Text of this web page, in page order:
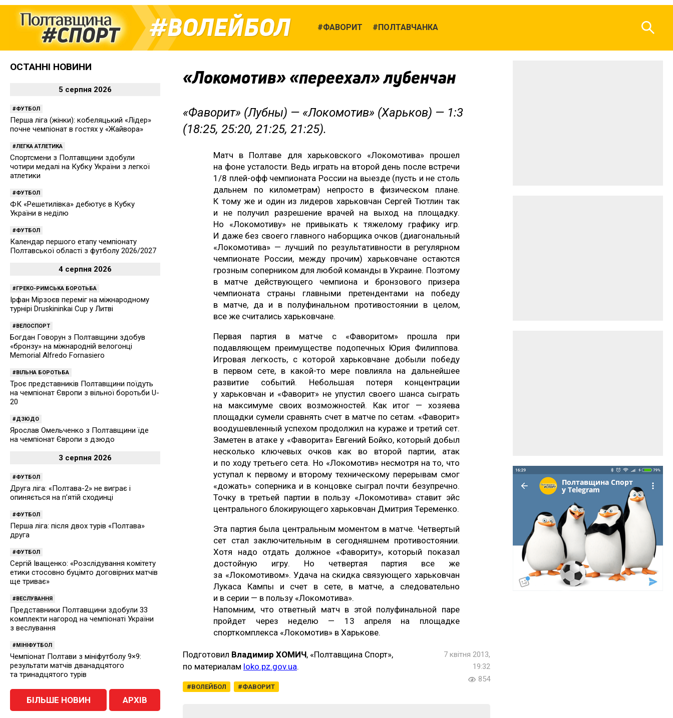
ВОЛЕЙБОЛ ФАВОРИТ ПОЛТАВЧАНКА
«Локомотив» «переехал» лубенчан
«Фаворит» (Лубны) — «Локомотив» (Харьков) — 1:3
(18:25, 25:20, 21:25, 21:25).
Матч в Полтаве для харьковского «Локомотива» прошел
на фоне усталости. Ведь играть на второй день после встречи
1/8 плей-офф чемпионата России на выезде (пусть и не столь
дальнем по километрам) непросто в физическом плане.
К тому же и один из лидеров харьковчан Сергей Тютлин так
и не получил разрешение врачей на выход на площадку.
Но «Локомотиву» не привыкать к тяжелому графику игр.
И даже без своего главного наборщика очков (диагональный
«Локомотива» — лучший по результативности в регулярном
чемпионате России, между прочим) харьковчане остаются
грозным соперником для любой команды в Украине. Поэтому
в матче действующего чемпиона и бронзового призера
чемпионата страны главными претендентами на победу
в матче, да и в полуфинальном противостоянии в целом,
все же считались харьковчане.
Первая партия в матче с «Фаворитом» прошла при
подавляющем преимуществе подопечных Юрия Филиппова.
Игровая легкость, с которой харьковчане добыли победу
в первом сете, в какой-то мере повлияла на дальнейшее
развитие событий. Небольшая потеря концентрации
у харьковчан и «Фаворит» не упустил своего шанса сыграть
на максимуме своих возможностей. Как итог — хозяева
площадки сумели сравнять счет в матче по сетам. «Фаворит»
воодушевленный успехом продолжил на кураже и третий сет.
Заметен в атаке у «Фаворита» Евгений Бойко, который добыл
несколько ключевых очков как во второй партии, атак
и по ходу третьего сета. Но «Локомотив» несмотря на то, что
уступал к первому и второму техническому перерывам смог
«дожать» соперника и в концовке сыграл почти безупречно.
Точку в третьей партии в пользу «Локомотива» ставит эйс
центрального блокирующего харьковчан Дмитрия Теременко.
Эта партия была центральным моментом в матче. Четвертый
сет стал заключительным в сегодняшнем противостоянии.
Хотя надо отдать должное «Фавориту», который показал
достойную игру. Но четвертая партия все же
за «Локомотивом». Удача на скидка связующего харьковчан
Лукаса Кампы и счет в сете, в матче, а следовательно
и в серии — в пользу «Локомотива».
Напомним, что ответный матч в этой полуфинальной паре
пройдет через неделю — 13 апреля на площадке
спорткомплекса «Локомотив» в Харькове.
Подготовил Владимир ХОМИЧ, «Полтавщина Спорт»,
по материалам loko.pz.gov.ua.
ВОЛЕЙБОЛ ФАВОРИТ
7 квітня 2013,
19:32
854
ОСТАННІ НОВИНИ
5 серпня 2026
ФУТБОЛ
Перша ліга (жінки): кобеляцький «Лідер»
почне чемпіонат в гостях у «Жайвора»
ЛЕГКА АТЛЕТИКА
Спортсмени з Полтавщини здобули
чотири медалі на Кубку України з легкої
атлетики
ФУТБОЛ
ФК «Решетилівка» дебютує в Кубку
України в неділю
ФУТБОЛ
Календар першого етапу чемпіонату
Полтавської області з футболу 2026/2027
4 серпня 2026
ГРЕКО-РИМСЬКА БОРОТЬБА
Ірфан Мірзоєв переміг на міжнародному
турнірі Druskininkai Cup у Литві
ВЕЛОСПОРТ
Богдан Говорун з Полтавщини здобув
«бронзу» на міжнародній велогонці
Memorial Alfredo Fornasiero
ВІЛЬНА БОРОТЬБА
Троє представників Полтавщини поїдуть
на чемпіонат Європи з вільної боротьби U-
20
ДЗЮДО
Ярослав Омельченко з Полтавщини їде
на чемпіонат Європи з дзюдо
3 серпня 2026
ФУТБОЛ
Друга ліга: «Полтава-2» не виграє і
опиняється на п’ятій сходинці
ФУТБОЛ
Перша ліга: після двох турів «Полтава»
друга
ФУТБОЛ
Сергій Іващенко: «Розслідування комітету
етики стосовно буцімто договірних матчів
ще триває»
ВЕСЛУВАННЯ
Представники Полтавщини здобули 33
комплекти нагород на чемпіонаті України
з веслування
МІНІФУТБОЛ
Чемпіонат Полтави з мініфутболу 9×9:
результати матчів дванадцятого
та тринадцятого турів
БІЛЬШЕ НОВИН АРХІВ